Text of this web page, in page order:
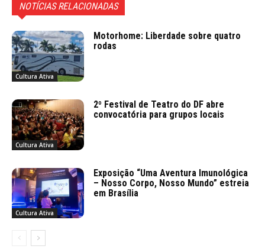
NOTÍCIAS RELACIONADAS
Cultura Ativa
Motorhome: Liberdade sobre quatro
rodas
Cultura Ativa
2º Festival de Teatro do DF abre
convocatória para grupos locais
Cultura Ativa
Exposição “Uma Aventura Imunológica
– Nosso Corpo, Nosso Mundo” estreia
em Brasília